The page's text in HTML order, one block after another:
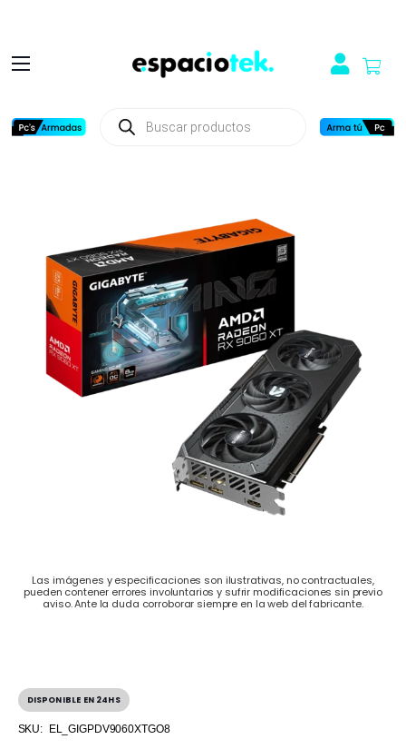
productos
Las imágenes y especificaciones son ilustrativas, no contractuales,
pueden contener errores involuntarios y sufrir modificaciones sin previo
aviso. Ante la duda corroborar siempre en la web del fabricante.
DISPONIBLE EN 24HS
SKU: EL_GIGPDV9060XTGO8